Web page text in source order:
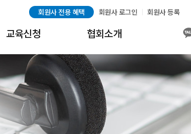
회원사 전용 혜택 회원사 로그인 회원사 등록
교육신청
교육신청
교육수료증출력
협회소개
협회소개
회원사 소개
회원사 전용 혜택
회원가입